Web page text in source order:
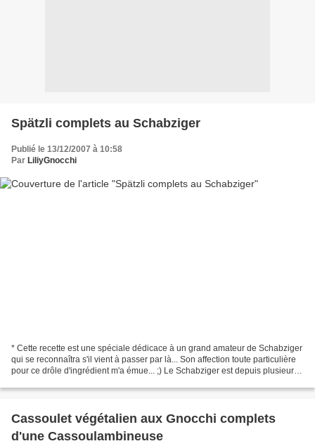
Spätzli complets au Schabziger
Publié le 13/12/2007 à 10:58
Par LiliyGnocchi
* Cette recette est une spéciale dédicace à un grand amateur de Schabziger
qui se reconnaîtra s'il vient à passer par là... Son affection toute particulière
pour ce drôle d'ingrédient m'a émue... ;) Le Schabziger est depuis plusieurs
Cassoulet végétalien aux Gnocchi complets
d'une Cassoulambineuse